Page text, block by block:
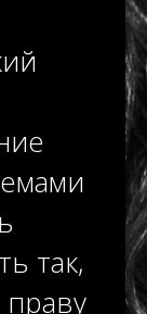
так,
праву